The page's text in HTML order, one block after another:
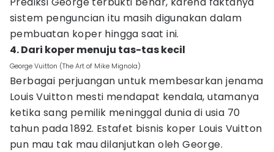
sistem penguncian itu masih digunakan dalam
pembuatan koper hingga saat ini.
4. Dari koper menuju tas-tas kecil
George Vuitton (The Art of Mike Mignola)
Berbagai perjuangan untuk membesarkan jenama
Louis Vuitton mesti mendapat kendala, utamanya
ketika sang pemilik meninggal dunia di usia 70
tahun pada 1892. Estafet bisnis koper Louis Vuitton
pun mau tak mau dilanjutkan oleh George.